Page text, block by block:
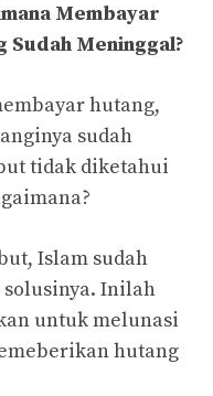
Membayar
Sudah Meninggal?
hutang,
sudah
tidak diketahui
Islam sudah
Inilah
untuk melunasi
hutang